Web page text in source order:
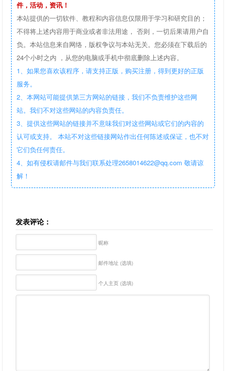
件，活动，资讯！
本站提供的一切软件、教程和内容信息仅限用于学习和研究目的；
不得将上述内容用于商业或者非法用途， 否则，一切后果请用户自
负。本站信息来自网络，版权争议与本站无关。您必须在下载后的
24个小时之内 ，从您的电脑或手机中彻底删除上述内容。
1、如果您喜欢该程序，请支持正版，购买注册，得到更好的正版
服务。
2、本网站可能提供第三方网站的链接，我们不负责维护这些网
站。我们不对这些网站的内容负责任。
3、提供这些网站的链接并不意味我们对这些网站或它们的内容的
认可或支持。 本站不对这些链接网站作出任何陈述或保证，也不对
它们负任何责任。
4、如有侵权请邮件与我们联系处理2658014622@qq.com 敬请谅
解！
发表评论：
昵称
邮件地址 (选填)
个人主页 (选填)